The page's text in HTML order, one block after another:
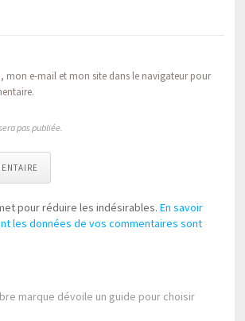
mon e-mail et mon site dans le navigateur pour
pas publiée.
pour réduire les indésirables.En savoir
les données de vos commentaires sont
marque dévoile un guide pour choisir